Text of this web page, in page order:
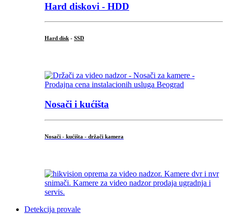
Hard diskovi - HDD
Hard disk - SSD
Nosači i kućišta
Nosači - kućišta - držači kamera
Detekcija provale